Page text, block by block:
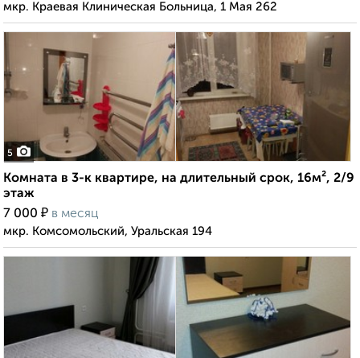
мкр. Краевая Клиническая Больница, 1 Мая 262
5
Комната в 3-к квартире, на длительный срок, 16м², 2/9
этаж
7 000 ₽ в месяц
мкр. Комсомольский, Уральская 194